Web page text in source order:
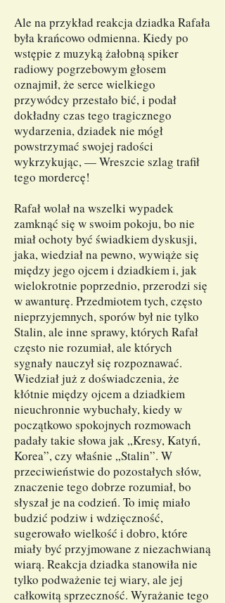
Ale na przykład reakcja dziadka Rafała
była krańcowo odmienna. Kiedy po
wstępie z muzyką żałobną spiker
radiowy pogrzebowym głosem
oznajmił, że serce wielkiego
przywódcy przestało bić, i podał
dokładny czas tego tragicznego
wydarzenia, dziadek nie mógł
powstrzymać swojej radości
wykrzykując, — Wreszcie szlag trafił
tego mordercę!
Rafał wolał na wszelki wypadek
zamknąć się w swoim pokoju, bo nie
miał ochoty być świadkiem dyskusji,
jaka, wiedział na pewno, wywiąże się
między jego ojcem i dziadkiem i, jak
wielokrotnie poprzednio, przerodzi się
w awanturę. Przedmiotem tych, często
nieprzyjemnych, sporów był nie tylko
Stalin, ale inne sprawy, których Rafał
często nie rozumiał, ale których
sygnały nauczył się rozpoznawać.
Wiedział już z doświadczenia, że
kłótnie między ojcem a dziadkiem
nieuchronnie wybuchały, kiedy w
początkowo spokojnych rozmowach
padały takie słowa jak „Kresy, Katyń,
Korea”, czy właśnie „Stalin”. W
przeciwieństwie do pozostałych słów,
znaczenie tego dobrze rozumiał, bo
słyszał je na codzień. To imię miało
budzić podziw i wdzięczność,
sugerowało wielkość i dobro, które
miały być przyjmowane z niezachwianą
wiarą. Reakcja dziadka stanowiła nie
tylko podważenie tej wiary, ale jej
całkowitą sprzeczność. Wyrażanie tego